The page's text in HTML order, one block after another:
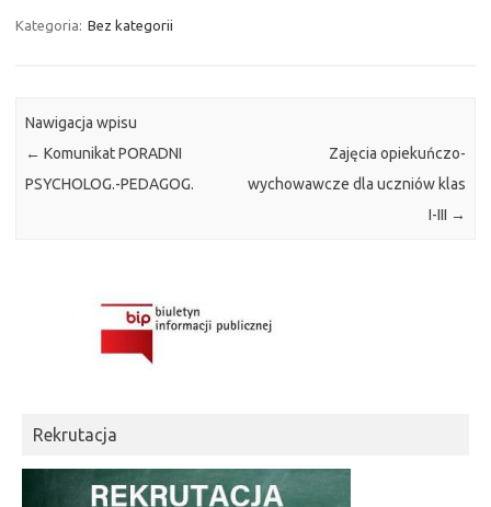
Kategoria: Bez kategorii
Nawigacja wpisu
← Komunikat PORADNI
PSYCHOLOG.-PEDAGOG.
Zajęcia opiekuńczo-
wychowawcze dla uczniów klas
I-III →
Rekrutacja